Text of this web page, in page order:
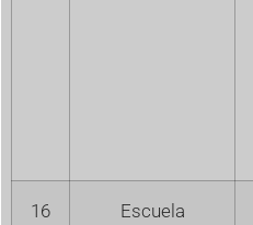
16
Escuela